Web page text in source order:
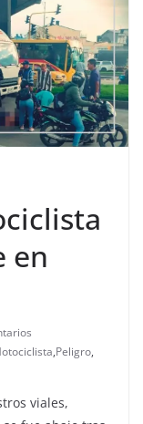
en
,Peligro,
viales,